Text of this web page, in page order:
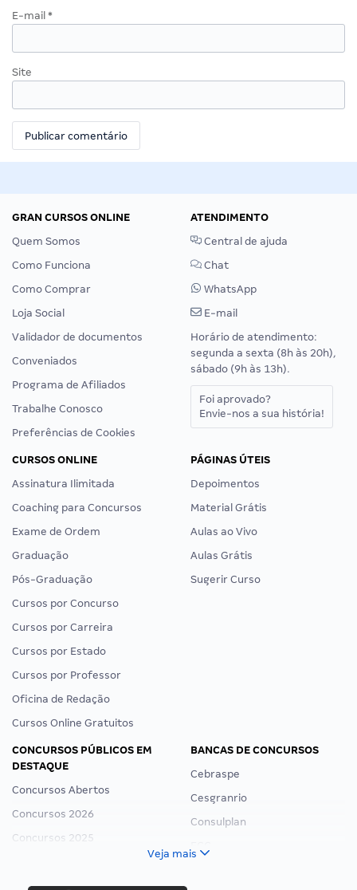
E-mail *
Site
GRAN CURSOS ONLINE
Quem Somos
Como Funciona
Como Comprar
Loja Social
Validador de documentos
Conveniados
Programa de Afiliados
Trabalhe Conosco
Preferências de Cookies
ATENDIMENTO
Central de ajuda
Chat
WhatsApp
E-mail
Horário de atendimento:
segunda a sexta (8h às 20h),
sábado (9h às 13h).
Foi aprovado?
Envie-nos a sua história!
CURSOS ONLINE
Assinatura Ilimitada
Coaching para Concursos
Exame de Ordem
Graduação
Pós-Graduação
Cursos por Concurso
Cursos por Carreira
Cursos por Estado
Cursos por Professor
Oficina de Redação
Cursos Online Gratuitos
PÁGINAS ÚTEIS
Depoimentos
Material Grátis
Aulas ao Vivo
Aulas Grátis
Sugerir Curso
CONCURSOS PÚBLICOS EM
DESTAQUE
Concursos Abertos
Concursos 2026
Concursos 2025
Concurso Nacional Unificado
Concurso Ibama
BANCAS DE CONCURSOS
Cebraspe
Cesgranrio
Consulplan
Veja mais